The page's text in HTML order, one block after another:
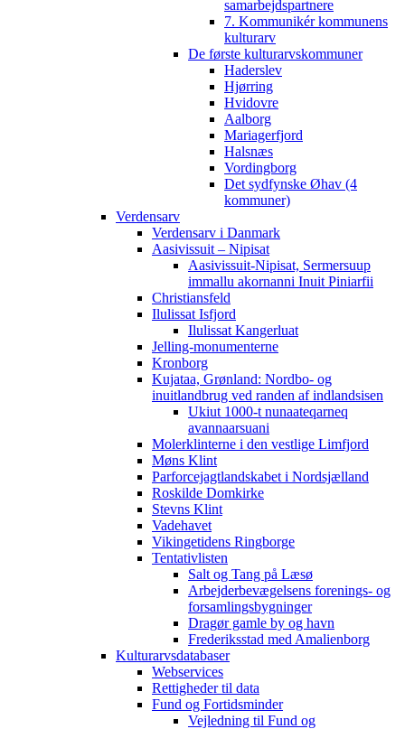
samarbejdspartnere
7. Kommunikér kommunens
kulturarv
De første kulturarvskommuner
Haderslev
Hjørring
Hvidovre
Aalborg
Mariagerfjord
Halsnæs
Vordingborg
Det sydfynske Øhav (4
kommuner)
Verdensarv
Verdensarv i Danmark
Aasivissuit – Nipisat
Aasivissuit-Nipisat, Sermersuup
immallu akornanni Inuit Piniarfii
Christiansfeld
Ilulissat Isfjord
Ilulissat Kangerluat
Jelling-monumenterne
Kronborg
Kujataa, Grønland: Nordbo- og
inuitlandbrug ved randen af indlandsisen
Ukiut 1000-t nunaateqarneq
avannaarsuani
Molerklinterne i den vestlige Limfjord
Møns Klint
Parforcejagtlandskabet i Nordsjælland
Roskilde Domkirke
Stevns Klint
Vadehavet
Vikingetidens Ringborge
Tentativlisten
Salt og Tang på Læsø
Arbejderbevægelsens forenings- og
forsamlingsbygninger
Dragør gamle by og havn
Frederiksstad med Amalienborg
Kulturarvsdatabaser
Webservices
Rettigheder til data
Fund og Fortidsminder
Vejledning til Fund og